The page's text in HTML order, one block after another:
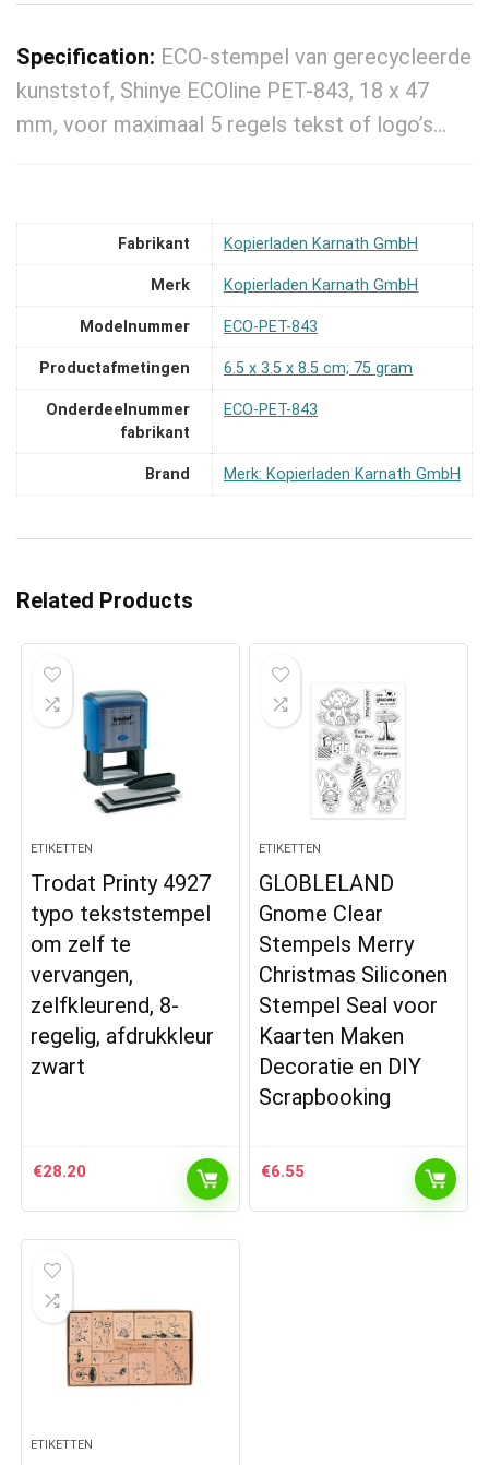
Specification: ECO-stempel van gerecycleerde
kunststof, Shinye ECOline PET-843, 18 x 47
mm, voor maximaal 5 regels tekst of logo’s…
Fabrikant ‎Kopierladen Karnath GmbH
Merk ‎Kopierladen Karnath GmbH
Modelnummer ‎ECO-PET-843
Productafmetingen ‎6.5 x 3.5 x 8.5 cm; 75 gram
Onderdeelnummer
fabrikant
‎ECO-PET-843
Brand Merk: Kopierladen Karnath GmbH
Related Products
ETIKETTEN
Trodat Printy 4927
typo tekststempel
om zelf te
vervangen,
zelfkleurend, 8-
regelig, afdrukkleur
zwart
€28.20
ETIKETTEN
GLOBLELAND
Gnome Clear
Stempels Merry
Christmas Siliconen
Stempel Seal voor
Kaarten Maken
Decoratie en DIY
Scrapbooking
€6.55
ETIKETTEN